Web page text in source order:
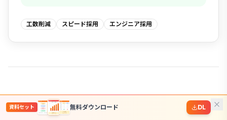
工数削減 スピード採用 エンジニア採用
導入事例に関するよくある質問
資料セット 無料ダウンロード DL